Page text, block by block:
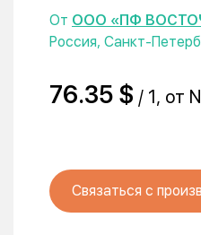
От ООО «ПФ
Россия, Санкт-
76.35 $ / 1, от
Связаться с